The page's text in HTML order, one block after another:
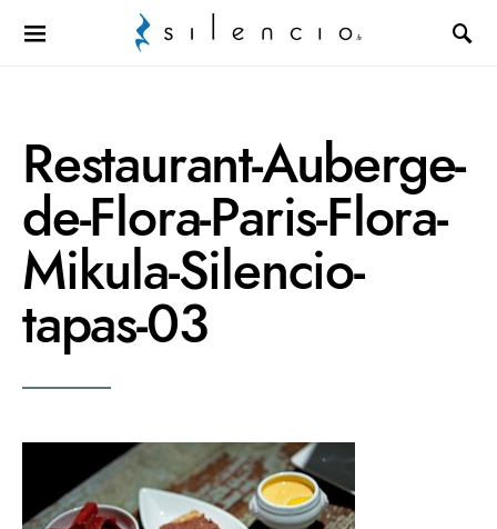
Search for:
Restaurant-Auberge-
de-Flora-Paris-Flora-
Mikula-Silencio-
tapas-03